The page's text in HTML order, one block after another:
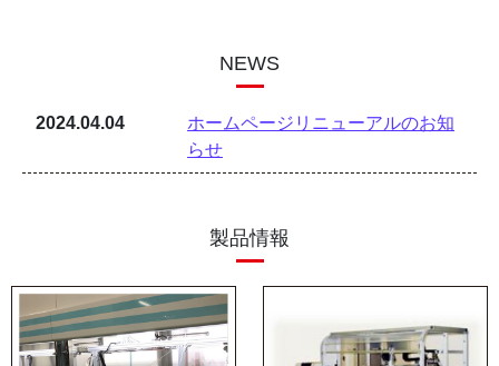
NEWS
2024.04.04
ホームページリニューアルのお知
らせ
製品情報